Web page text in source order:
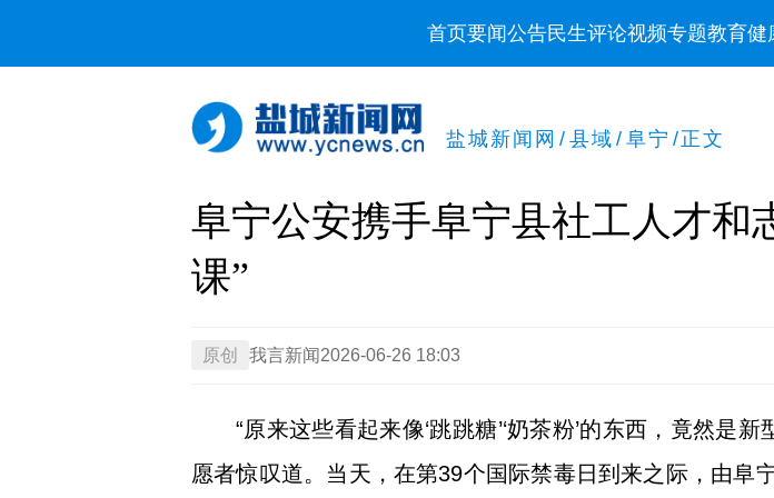
首页要闻公告民生评论视频专题教育健
盐城新闻网 / 县域 / 阜宁 /正文
阜宁公安携手阜宁县社工人才和
课”
原创 我言新闻 2026-06-26 18:03
“原来这些看起来像‘跳跳糖’‘奶茶粉’的东西，竟然是
愿者惊叹道。当天，在第39个国际禁毒日到来之际，由阜